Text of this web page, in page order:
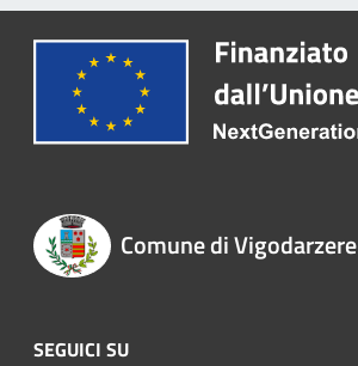
Comune di Vigodarzere
SEGUICI SU